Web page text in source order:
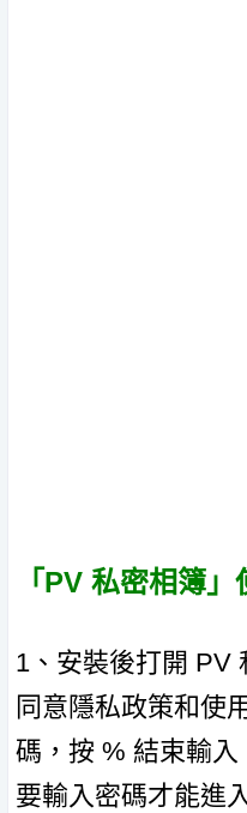
「PV 私密相簿」
1、安裝後打開 PV
同意隱私政策和使
碼，按 % 結束輸
要輸入密碼才能進